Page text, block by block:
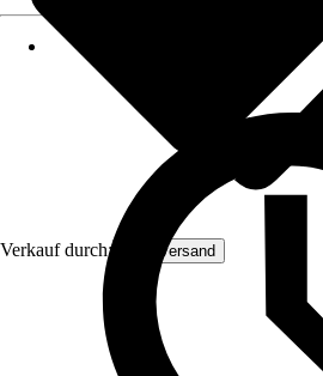
Verkauf durch: Malerversand